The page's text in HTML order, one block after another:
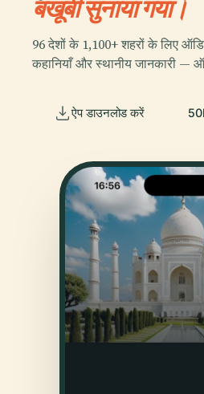
बखूबी सुनाया गया।
96 देशों के 1,100+ शहरों के लिए
कहानियाँ और स्थानीय जानकारी —
ऐप डाउनलोड करें